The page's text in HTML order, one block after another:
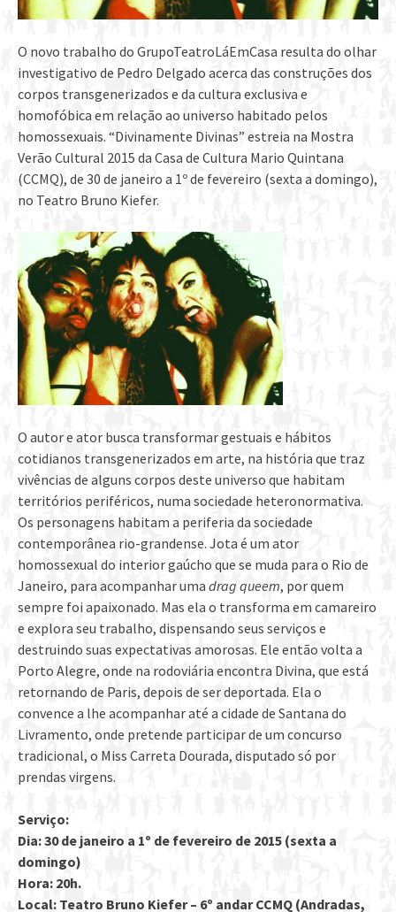
O novo trabalho do GrupoTeatroLáEmCasa resulta do olhar
investigativo de Pedro Delgado acerca das construções dos
corpos transgenerizados e da cultura exclusiva e
homofóbica em relação ao universo habitado pelos
homossexuais. “Divinamente Divinas” estreia na Mostra
Verão Cultural 2015 da Casa de Cultura Mario Quintana
(CCMQ), de 30 de janeiro a 1º de fevereiro (sexta a domingo),
no Teatro Bruno Kiefer.
O autor e ator busca transformar gestuais e hábitos
cotidianos transgenerizados em arte, na história que traz
vivências de alguns corpos deste universo que habitam
territórios periféricos, numa sociedade heteronormativa.
Os personagens habitam a periferia da sociedade
contemporânea rio-grandense. Jota é um ator
homossexual do interior gaúcho que se muda para o Rio de
Janeiro, para acompanhar uma drag queem, por quem
sempre foi apaixonado. Mas ela o transforma em camareiro
e explora seu trabalho, dispensando seus serviços e
destruindo suas expectativas amorosas. Ele então volta a
Porto Alegre, onde na rodoviária encontra Divina, que está
retornando de Paris, depois de ser deportada. Ela o
convence a lhe acompanhar até a cidade de Santana do
Livramento, onde pretende participar de um concurso
tradicional, o Miss Carreta Dourada, disputado só por
prendas virgens.
Serviço:
Dia:30 de janeiro a 1º de fevereiro de 2015 (sexta a
domingo)
Hora: 20h.
Local: Teatro Bruno Kiefer – 6º andar CCMQ (Andradas,